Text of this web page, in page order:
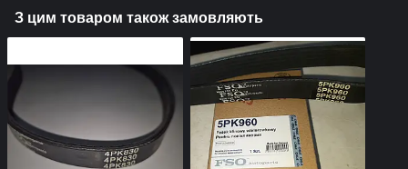
З цим товаром також замовляють